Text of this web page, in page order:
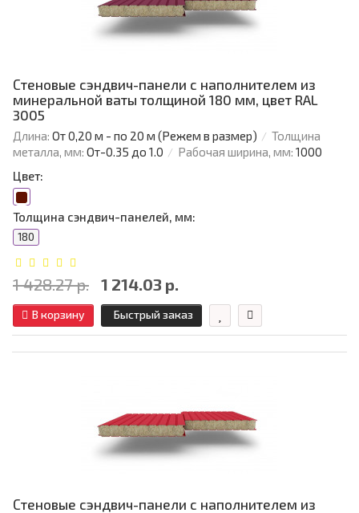
Стеновые сэндвич-панели с наполнителем из
минеральной ваты толщиной 180 мм, цвет RAL
3005
Длина: От 0,20 м - по 20 м (Режем в размер)
Толщина
металла, мм: От-0.35 до 1.0 Рабочая ширина, мм: 1000
Цвет:
Толщина сэндвич-панелей, мм:
180
1 428.27 р. 1 214.03 р.
В корзину Быстрый заказ
Стеновые сэндвич-панели с наполнителем из